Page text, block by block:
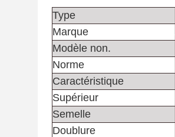
Type
Marque
Modèle non.
Norme
Caractéristique
Supérieur
Semelle
Doublure